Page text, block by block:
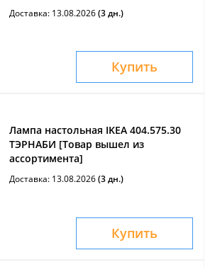
Доставка: 13.08.2026(3 дн.)
Купить
Лампа настольная IKEA 404.575.30
ТЭРНАБИ [Товар вышел из
ассортимента]
Доставка: 13.08.2026(3 дн.)
Купить